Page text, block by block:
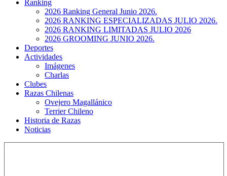
Ranking
2026 Ranking General Junio 2026.
2026 RANKING ESPECIALIZADAS JULIO 2026.
2026 RANKING LIMITADAS JULIO 2026
2026 GROOMING JUNIO 2026.
Deportes
Actividades
Imágenes
Charlas
Clubes
Razas Chilenas
Ovejero Magallánico
Terrier Chileno
Historia de Razas
Noticias